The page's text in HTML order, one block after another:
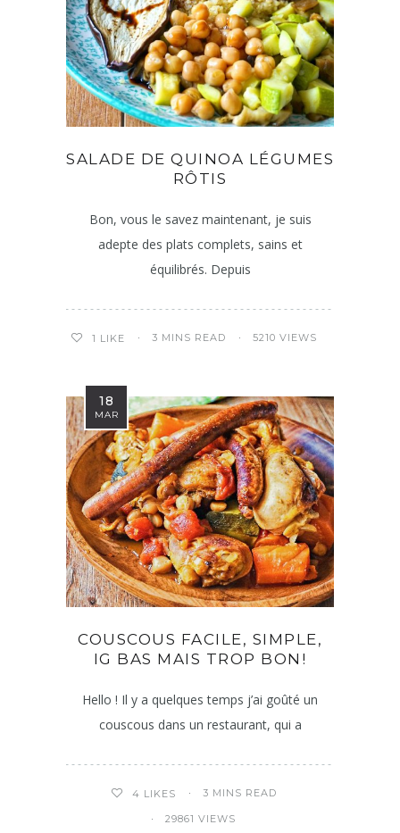
SALADE DE QUINOA LÉGUMES
RÔTIS
Bon, vous le savez maintenant, je suis
adepte des plats complets, sains et
équilibrés. Depuis
1 LIKE 3 MINS READ 5210 VIEWS
18
MAR
COUSCOUS FACILE, SIMPLE,
IG BAS MAIS TROP BON!
Hello ! Il y a quelques temps j’ai goûté un
couscous dans un restaurant, qui a
4 LIKES 3 MINS READ
29861 VIEWS